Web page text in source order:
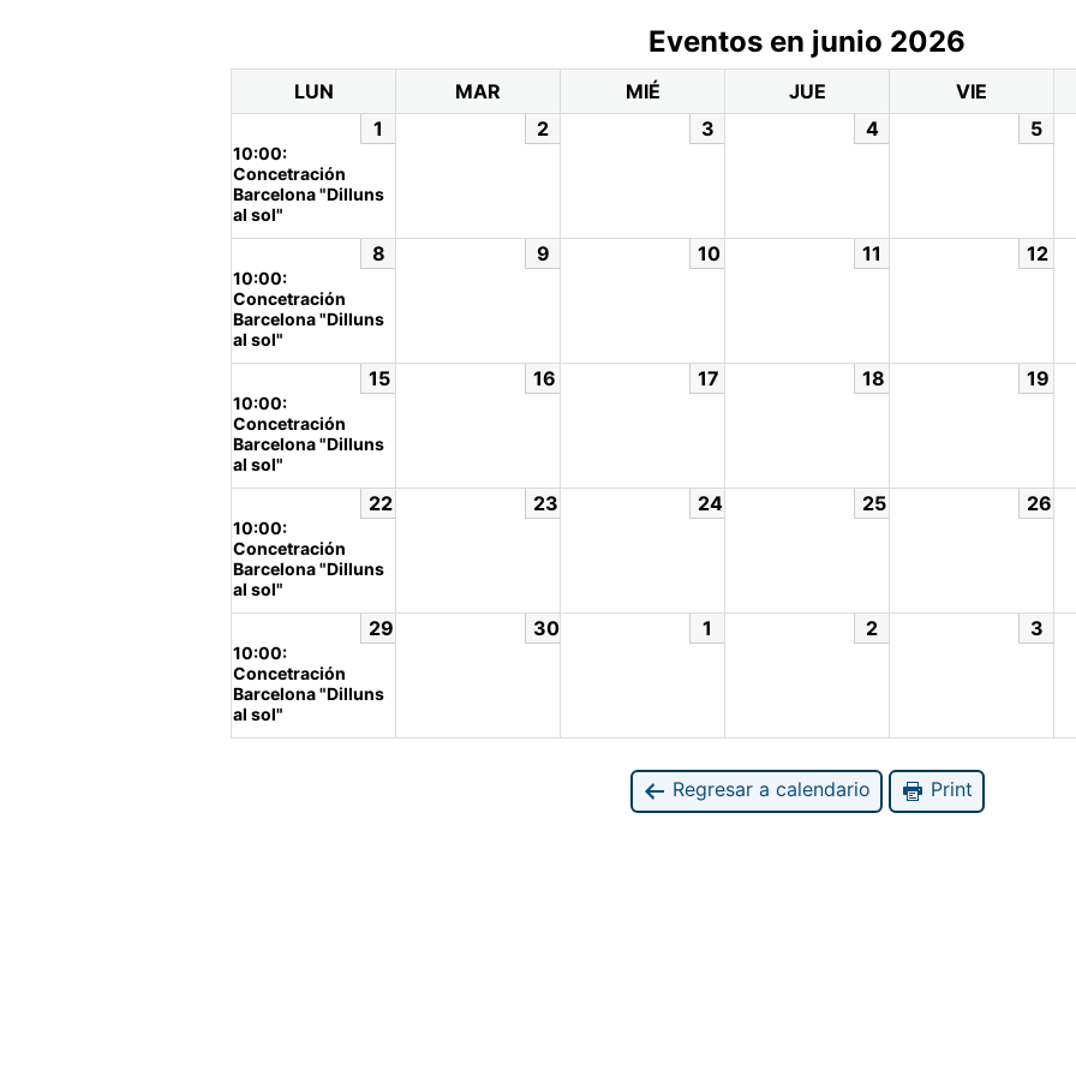
Eventos en junio 2026
LUN MAR MIÉ JUE
VIE
1
10:00:
Concetración
Barcelona "Dilluns
al sol"
2 3 4 5
8
10:00:
Concetración
Barcelona "Dilluns
al sol"
9 10 11 12
15
10:00:
Concetración
Barcelona "Dilluns
al sol"
16 17 18 19
22
10:00:
Concetración
Barcelona "Dilluns
al sol"
23 24 25 26
29
10:00:
Concetración
Barcelona "Dilluns
al sol"
30 1 2 3
Regresar a calendario Print